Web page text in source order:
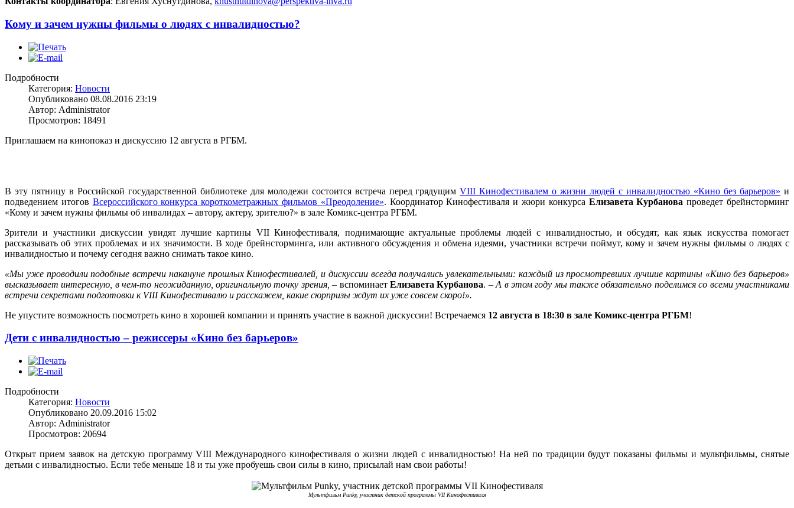
Кому и зачем нужны фильмы о людях с инвалидностью?
Подробности
Категория: Новости
Опубликовано 08.08.2016 23:19
Автор: Administrator
Просмотров: 18491
Приглашаем на кинопоказ и дискуссию 12 августа в РГБМ.
В эту пятницу в Российской государственной библиотеке для молодежи состоится встреча перед грядущимVIII Кинофестивалем о жизни людей с инвалидностью «Кино без барьеров» и
подведением итогов Всероссийского конкурса короткометражных фильмов «Преодоление». Координатор Кинофестиваля и жюри конкурса Елизавета Курбанова проведет брейнсторминг
«Кому и зачем нужны фильмы об инвалидах – автору, актеру, зрителю?» в зале Комикс-центра РГБМ.
Зрители и участники дискуссии увидят лучшие картины VII Кинофестиваля, поднимающие актуальные проблемы людей с инвалидностью, и обсудят, как язык искусства помогает
рассказывать об этих проблемах и их значимости. В ходе брейнсторминга, или активного обсуждения и обмена идеями, участники встречи поймут, кому и зачем нужны фильмы о людях с
инвалидностью и почему сегодня важно снимать такое кино.
«Мы уже проводили подобные встречи накануне прошлых Кинофестивалей, и дискуссии всегда получались увлекательными: каждый из просмотревших лучшие картины «Кино без барьеров»
высказывает интересную, в чем-то неожиданную, оригинальную точку зрения, – вспоминает Елизавета Курбанова. –А в этом году мы также обязательно поделимся со всеми участниками
встречи секретами подготовки к VIII Кинофестивалю и расскажем, какие сюрпризы ждут их уже совсем скоро!».
Не упустите возможность посмотреть кино в хорошей компании и принять участие в важной дискуссии! Встречаемся 12 августа в 18:30 в зале Комикс-центра РГБМ!
Дети с инвалидностью – режиссеры «Кино без барьеров»
Подробности
Категория: Новости
Опубликовано 20.09.2016 15:02
Автор: Administrator
Просмотров: 20694
Открыт прием заявок на детскую программу VIII Международного кинофестиваля о жизни людей с инвалидностью! На ней по традиции будут показаны фильмы и мультфильмы, снятые
детьми с инвалидностью. Если тебе меньше 18 и ты уже пробуешь свои силы в кино, присылай нам свои работы!
Мультфильм Punky, участник детской программы VII Кинофестиваля